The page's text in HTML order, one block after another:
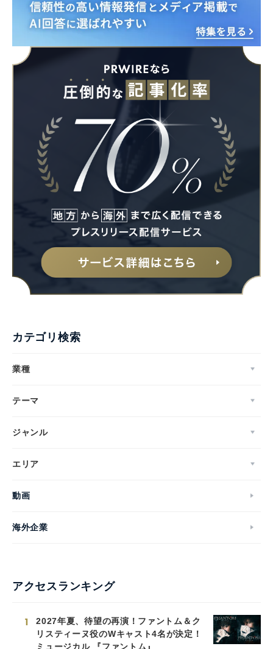
カテゴリ検索
業種
テーマ
ジャンル
エリア
動画
海外企業
アクセスランキング
1
2027年夏、待望の再演！ファントム＆ク
リスティーヌ役のWキャスト4名が決定！
ミュージカル 『ファントム』